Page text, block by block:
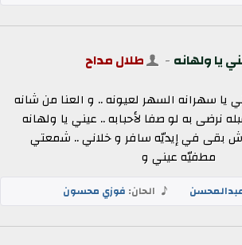
يا ولهانه - طلال مداح
يا سهرانه السهر لعيونه .. و العنا من شانه
نرضى به لو صفا لأحبابه .. عيني يا ولهانه
وش بقى في إيديّه سافر و خلاني .. شمعتي
مطفيّه عيني و
الحان: فوزي محسون